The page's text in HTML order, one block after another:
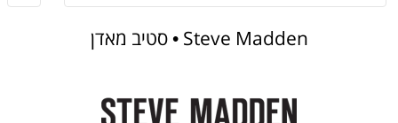
Steve Madden • סטיב מאדן